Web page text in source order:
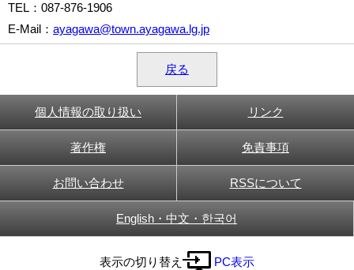
TEL ：087-876-1906
E-Mail ： ayagawa@town.ayagawa.lg.jp
戻る
個人情報の取り扱い リンク
著作権 免責事項
お問い合わせ RSSについて
English・中文・한국어
表示の切り替え PC表示